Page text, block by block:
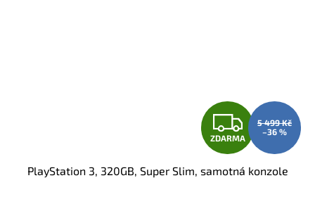
Z
D
A
ZDARMA
5 499 Kč
–36 %
PlayStation 3, 320GB, Super Slim, samotná konzole